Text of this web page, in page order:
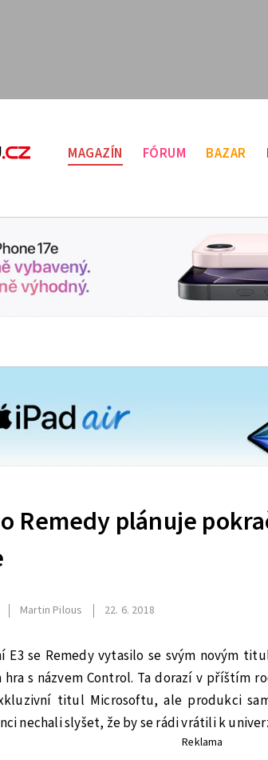
MAGAZÍN FÓRUM BAZAR
Remedy plánuje
Martin Pilous 22. 6. 2018
E3 se Remedy vytasilo se svým novým
s názvem Control. Ta dorazí v příštím
titul Microsoftu, ale produkci
nechali slyšet, že by se rádi vrátili k
Reklama